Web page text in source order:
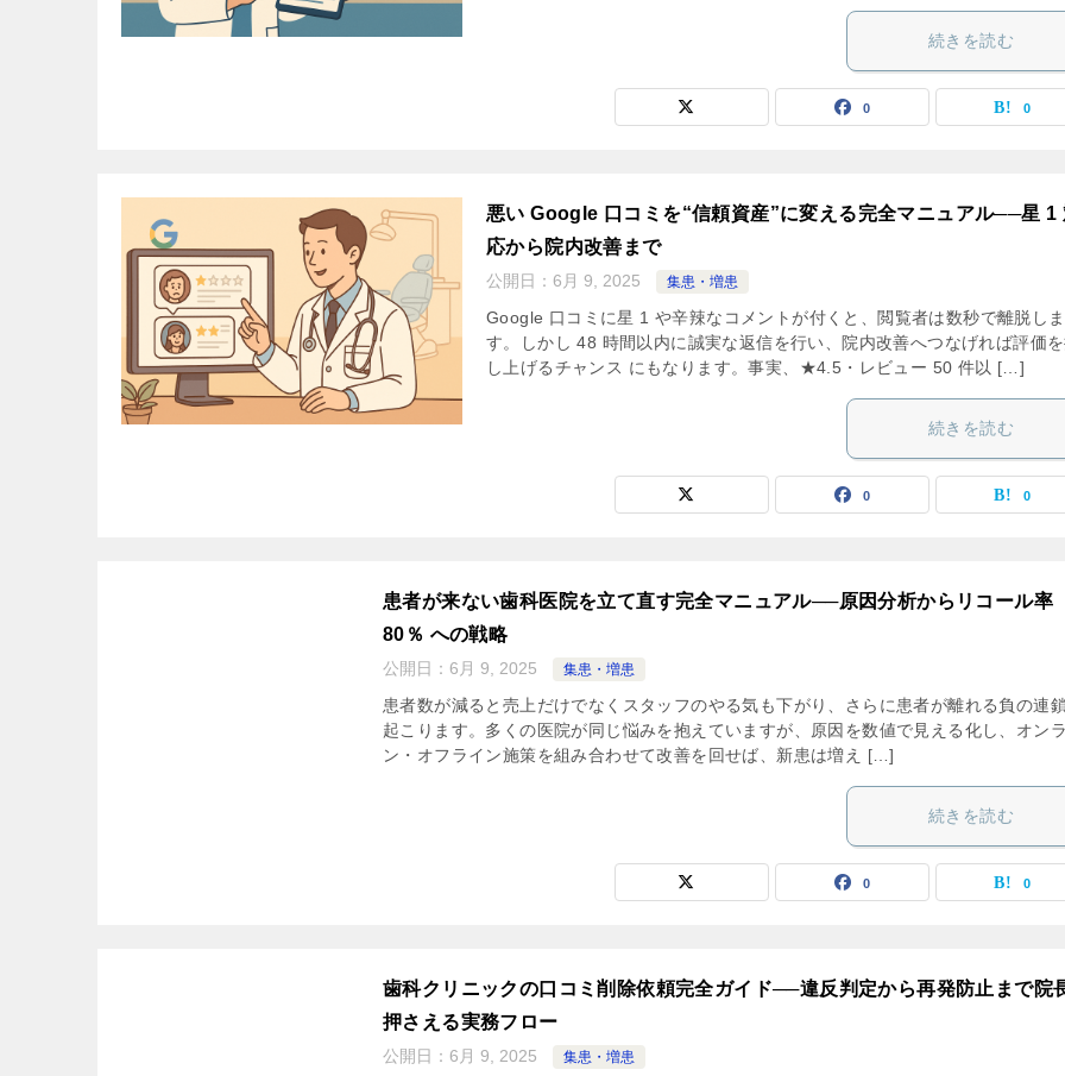
続きを読む
0 0
悪い Google 口コミを“信頼資産”に変える完全マニュアル──星 1
応から院内改善まで
公開日： 6月 9, 2025 集患・増患
Google 口コミに星 1 や辛辣なコメントが付くと、閲覧者は数秒で離脱しま
す。しかし 48 時間以内に誠実な返信を行い、院内改善へつなげれば評価
し上げるチャンス にもなります。事実、★4.5・レビュー 50 件以 […]
続きを読む
0 0
患者が来ない歯科医院を立て直す完全マニュアル──原因分析からリコール率
80％ への戦略
公開日： 6月 9, 2025 集患・増患
患者数が減ると売上だけでなくスタッフのやる気も下がり、さらに患者が離れる負の連
起こります。多くの医院が同じ悩みを抱えていますが、原因を数値で見える化し、オン
ン・オフライン施策を組み合わせて改善を回せば、新患は増え […]
続きを読む
0 0
歯科クリニックの口コミ削除依頼完全ガイド──違反判定から再発防止まで院
押さえる実務フロー
公開日： 6月 9, 2025 集患・増患